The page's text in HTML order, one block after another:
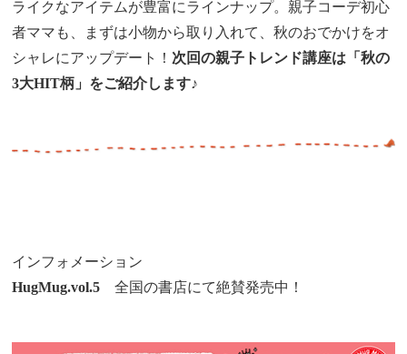
ライクなアイテムが豊富にラインナップ。親子コーデ初心
者ママも、まずは小物から取り入れて、秋のおでかけをオ
シャレにアップデート！ 次回の親子トレンド講座は「秋の
3大HIT柄」をご紹介します♪
インフォメーション
HugMug.vol.5全国の書店にて絶賛発売中！